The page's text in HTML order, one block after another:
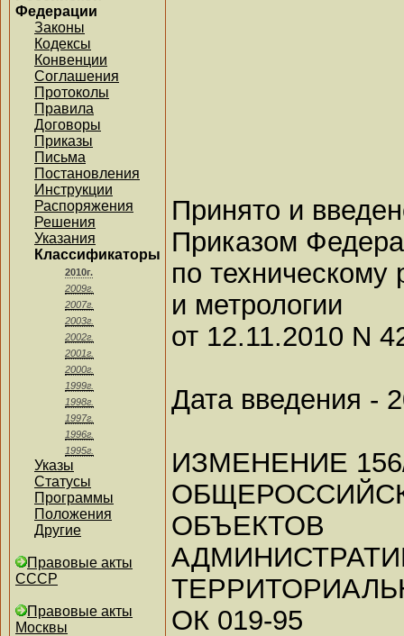
Федерации
Законы
Кодексы
Конвенции
Соглашения
Протоколы
Правила
Договоры
Приказы
Письма
Постановления
Инструкции
Распоряжения
Решения
Указания
Классификаторы
2010г.
2009г.
2007г.
2003г.
2002г.
2001г.
2000г.
1999г.
1998г.
1997г.
1996г.
1995г.
Указы
Статусы
Программы
Положения
Другие
Правовые акты
СССР
Правовые акты
Москвы
Принято и
Приказом
по техническому
и метрологии
от 12.11.2010 N
Дата введения -
ИЗМЕНЕНИЕ
ОБЪЕКТОВ
ОК 019-95